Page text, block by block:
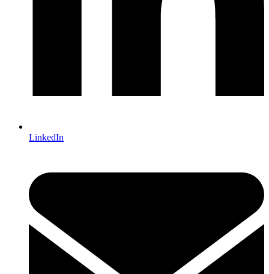
LinkedIn